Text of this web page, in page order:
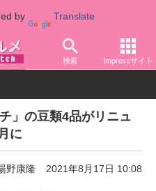
by Translate
検索 Impressサイト
キユーピー
」の豆類4品がリニュ
に
野康隆 2021年8月17日 10:08